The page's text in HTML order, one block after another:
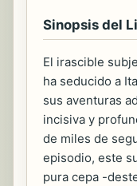
Sinopsis del
El irascible
ha seducido a
sus aventuras
incisiva y
de miles de
episodio, este
pura cepa -